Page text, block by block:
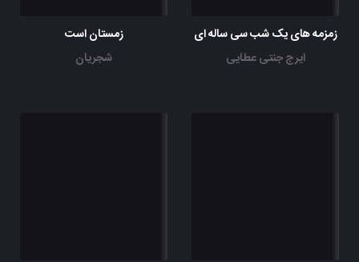
زمزمه های یک شب سی ساله ای
ایرج جنتی عطایی
زمستان است
شجریان